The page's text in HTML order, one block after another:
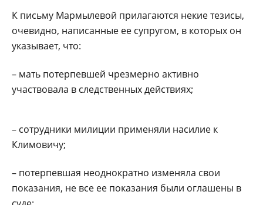
К письму Мармылевой прилагаются некие тезисы,
очевидно, написанные ее супругом, в которых он
указывает, что:
– мать потерпевшей чрезмерно активно
участвовала в следственных действиях;
– сотрудники милиции применяли насилие к
Климовичу;
– потерпевшая неоднократно изменяла свои
показания, не все ее показания были оглашены в